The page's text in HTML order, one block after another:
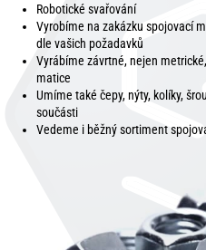
Robotické svařování
Vyrobíme na zakázku spojovací
dle vašich požadavků
Vyrábíme závrtné, nejen
matice
Umíme také čepy, nýty, kolíky,
součásti
Vedeme i běžný sortiment